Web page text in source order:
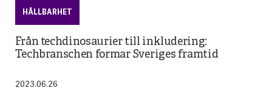
HÅLLBARHET
Från techdinosaurier till inkludering:
Techbranschen formar Sveriges framtid
2023.06.26